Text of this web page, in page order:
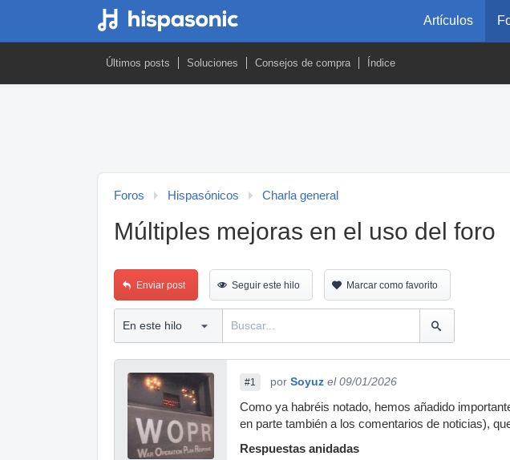
Artículos
Últimos posts Soluciones Consejos de compra Índice
Foros Hispasónicos Charla general
Múltiples mejoras en el uso del foro
Enviar post Seguir este hilo Marcar como favorito
#1 por Soyuz el 09/01/2026
Como ya habréis notado, hemos añadido
en parte también a los comentarios de noticias),
Respuestas anidadas